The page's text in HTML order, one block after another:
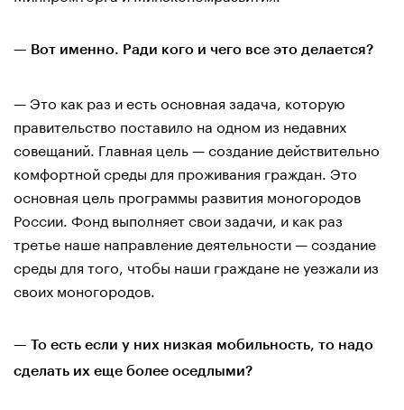
— Вот именно. Ради кого и чего все это делается?
— Это как раз и есть основная задача, которую
правительство поставило на одном из недавних
совещаний. Главная цель — создание действительно
комфортной среды для проживания граждан. Это
основная цель программы развития моногородов
России. Фонд выполняет свои задачи, и как раз
третье наше направление деятельности — создание
среды для того, чтобы наши граждане не уезжали из
своих моногородов.
— То есть если у них низкая мобильность, то надо
сделать их еще более оседлыми?